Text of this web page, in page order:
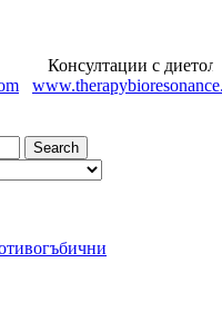
Консултации с
Search